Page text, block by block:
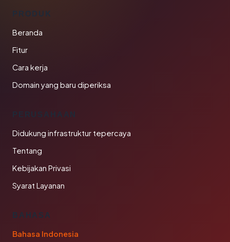
PRODUK
Beranda
Fitur
Cara kerja
Domain yang baru diperiksa
PERUSAHAAN
Didukung infrastruktur tepercaya
Tentang
Kebijakan Privasi
Syarat Layanan
BAHASA
Bahasa Indonesia